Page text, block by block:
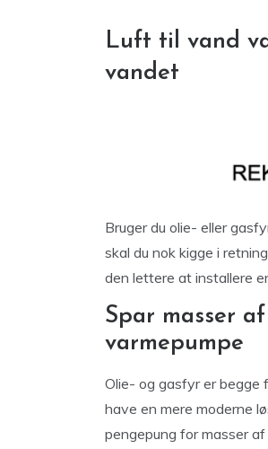
Luft til vand
vandet
Bruger du olie- eller
skal du nok kigge i
den lettere at installere
Spar masser
varmepumpe
Olie- og gasfyr er begge
have en mere moderne
pengepung for masser